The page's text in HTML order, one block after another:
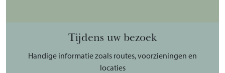
Tijdens uw bezoek
Handige informatie zoals routes, voorzieningen en
locaties